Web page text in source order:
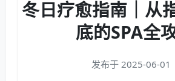
冬日疗愈指南｜从
底的SPA全
发布于 2025-06-01